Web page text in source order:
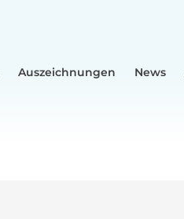
Auszeichnungen News